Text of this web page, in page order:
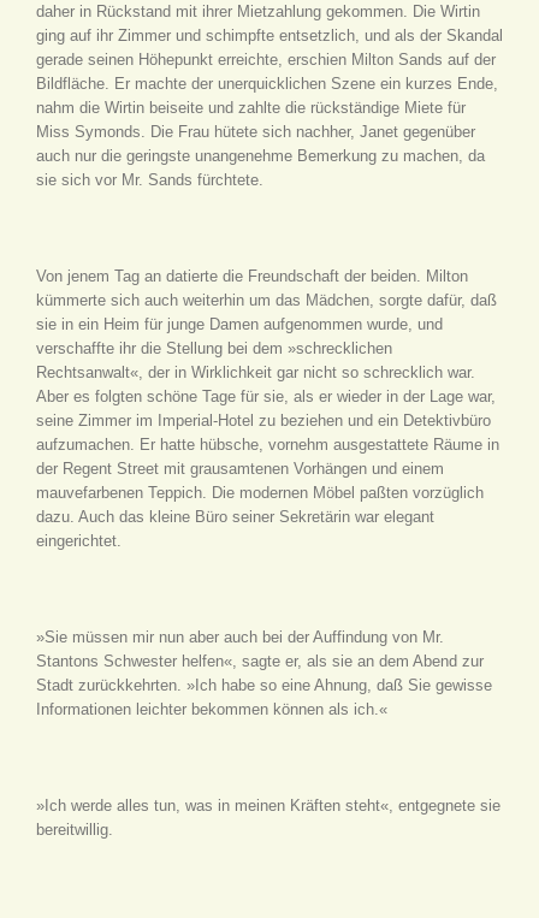
daher in Rückstand mit ihrer Mietzahlung gekommen. Die Wirtin
ging auf ihr Zimmer und schimpfte entsetzlich, und als der Skandal
gerade seinen Höhepunkt erreichte, erschien Milton Sands auf der
Bildfläche. Er machte der unerquicklichen Szene ein kurzes Ende,
nahm die Wirtin beiseite und zahlte die rückständige Miete für
Miss Symonds. Die Frau hütete sich nachher, Janet gegenüber
auch nur die geringste unangenehme Bemerkung zu machen, da
sie sich vor Mr. Sands fürchtete.
Von jenem Tag an datierte die Freundschaft der beiden. Milton
kümmerte sich auch weiterhin um das Mädchen, sorgte dafür, daß
sie in ein Heim für junge Damen aufgenommen wurde, und
verschaffte ihr die Stellung bei dem »schrecklichen
Rechtsanwalt«, der in Wirklichkeit gar nicht so schrecklich war.
Aber es folgten schöne Tage für sie, als er wieder in der Lage war,
seine Zimmer im Imperial-Hotel zu beziehen und ein Detektivbüro
aufzumachen. Er hatte hübsche, vornehm ausgestattete Räume in
der Regent Street mit grausamtenen Vorhängen und einem
mauvefarbenen Teppich. Die modernen Möbel paßten vorzüglich
dazu. Auch das kleine Büro seiner Sekretärin war elegant
eingerichtet.
»Sie müssen mir nun aber auch bei der Auffindung von Mr.
Stantons Schwester helfen«, sagte er, als sie an dem Abend zur
Stadt zurückkehrten. »Ich habe so eine Ahnung, daß Sie gewisse
Informationen leichter bekommen können als ich.«
»Ich werde alles tun, was in meinen Kräften steht«, entgegnete sie
bereitwillig.